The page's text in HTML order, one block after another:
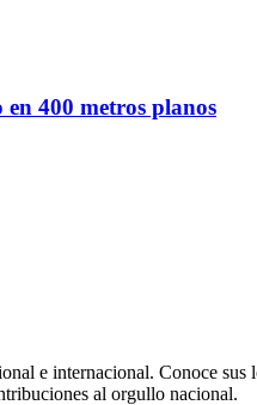
400 metros planos
e internacional. Conoce
al orgullo nacional.